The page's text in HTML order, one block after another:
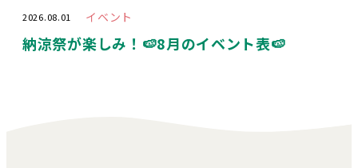
2026.08.01 イベント
納涼祭が楽しみ！🍉8月のイベント表🍉